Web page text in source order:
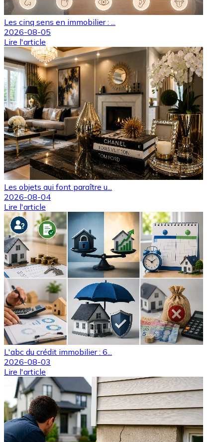
Les cinq sens en immobilier : ...
2026-08-05
Lire l'article
Les objets qui font paraître u...
2026-08-04
Lire l'article
L'abc du crédit immobilier : 6...
2026-08-03
Lire l'article